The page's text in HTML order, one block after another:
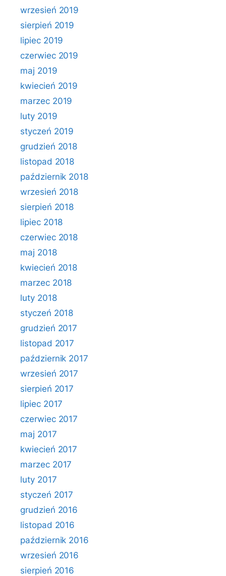
wrzesień 2019
sierpień 2019
lipiec 2019
czerwiec 2019
maj 2019
kwiecień 2019
marzec 2019
luty 2019
styczeń 2019
grudzień 2018
listopad 2018
październik 2018
wrzesień 2018
sierpień 2018
lipiec 2018
czerwiec 2018
maj 2018
kwiecień 2018
marzec 2018
luty 2018
styczeń 2018
grudzień 2017
listopad 2017
październik 2017
wrzesień 2017
sierpień 2017
lipiec 2017
czerwiec 2017
maj 2017
kwiecień 2017
marzec 2017
luty 2017
styczeń 2017
grudzień 2016
listopad 2016
październik 2016
wrzesień 2016
sierpień 2016